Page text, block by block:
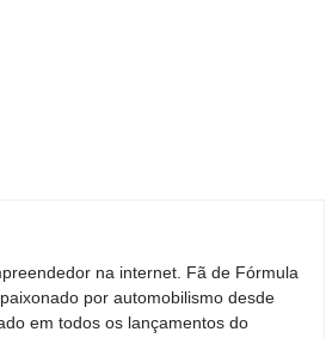
na internet. Fã de Fórmula
por automobilismo desde
em todos os lançamentos do